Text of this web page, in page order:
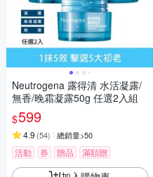
Neutrogena 露得清 水活凝露/
無香/晚霜凝露50g 任選2入組
$599
4.9 (54) 總銷量>50
活動 券 贈品 滿額贈